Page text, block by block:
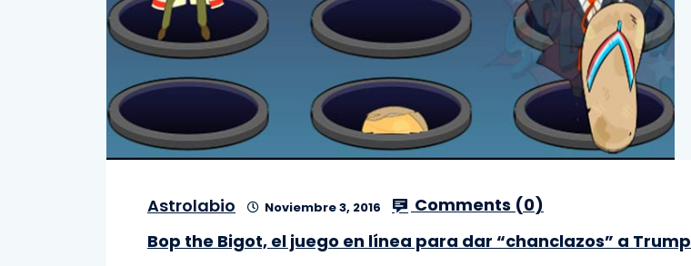
Astrolabio Noviembre 3, 2016 Comments (0)
Bop the Bigot, el juego en línea para dar “chanclazos” a Trump